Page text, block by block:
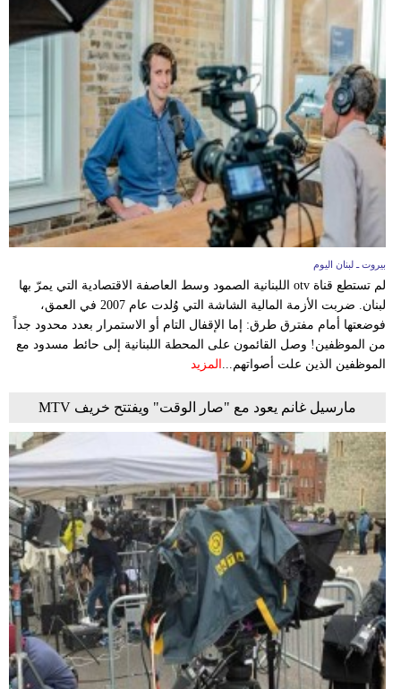
بيروت ـ لبنان اليوم
لم تستطع قناة otv اللبنانية الصمود وسط العاصفة الاقتصادية التي يمرّ بها
لبنان. ضربت الأزمة المالية الشاشة التي وُلدت عام 2007 في العمق،
فوضعتها أمام مفترق طرق: إما الإقفال التام أو الاستمرار بعدد محدود جداً
من الموظفين! وصل القائمون على المحطة اللبنانية إلى حائط مسدود مع
الموظفين الذين علت أصواتهم... المزيد
مارسيل غانم يعود مع "صار الوقت" ويفتتح خريف MTV